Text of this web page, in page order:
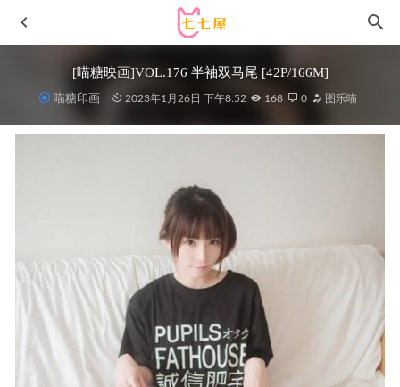
[喵糖映画]VOL.176 半袖双马尾 [42P/166M]
喵糖印画 2023年1月26日 下午8:52 168 0 图乐喵
秋和柯基 – NO.115 &Natsuko夏夏子 米哈拉&尤妮 [74P1V-
2.62GB]
2023-08-14
[Xiuren秀人网]2022.12.29 NO.6063 程程程-[82+1P／639MB]
2023-04-20
[XIUREN秀人网]2022.08.29 VOL.5508 古月小同学[60+1P／
680MB]
2023-01-12